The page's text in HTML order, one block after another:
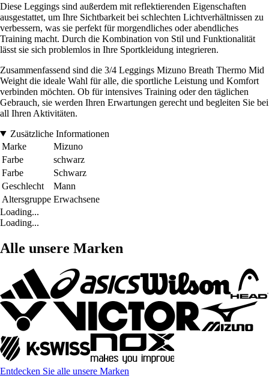
Diese Leggings sind außerdem mit reflektierenden Eigenschaften
ausgestattet, um Ihre Sichtbarkeit bei schlechten Lichtverhältnissen zu
verbessern, was sie perfekt für morgendliches oder abendliches
Training macht. Durch die Kombination von Stil und Funktionalität
lässt sie sich problemlos in Ihre Sportkleidung integrieren.
Zusammenfassend sind die 3/4 Leggings Mizuno Breath Thermo Mid
Weight die ideale Wahl für alle, die sportliche Leistung und Komfort
verbinden möchten. Ob für intensives Training oder den täglichen
Gebrauch, sie werden Ihren Erwartungen gerecht und begleiten Sie bei
all Ihren Aktivitäten.
Zusätzliche Informationen
Marke
Mizuno
Farbe
schwarz
Farbe
Schwarz
Geschlecht
Mann
Altersgruppe Erwachsene
Loading...
Loading...
Alle unsere Marken
Entdecken Sie alle unsere Marken